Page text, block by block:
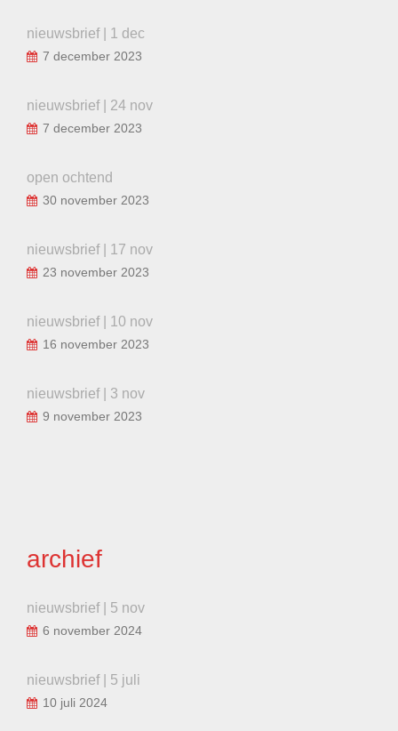
nieuwsbrief | 1 dec
7 december 2023
nieuwsbrief | 24 nov
7 december 2023
open ochtend
30 november 2023
nieuwsbrief | 17 nov
23 november 2023
nieuwsbrief | 10 nov
16 november 2023
nieuwsbrief | 3 nov
9 november 2023
archief
nieuwsbrief | 5 nov
6 november 2024
nieuwsbrief | 5 juli
10 juli 2024